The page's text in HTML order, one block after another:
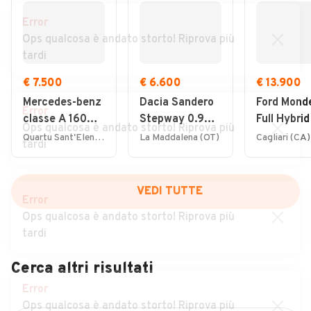
€ 7.500
Mercedes-benz
classe A 160
CDI Sport
Quartu Sant'Elena (CA)
€ 6.600
Dacia Sandero
Stepway 0.9
TCe 12V 90 CV
La Maddalena (OT)
€ 13.900
Ford
Full
187 CV
Cagliari (CA)
VEDI TUTTE
Cerca altri risultati
Error
Ops qualcosa è andato storto! Riprova più
tardi
Error
Ops qualcosa è andato storto! Riprova più
tardi
Error
Ops qualcosa è andato storto! Riprova più
tardi
Error
Ops qualcosa è andato storto! Riprova più